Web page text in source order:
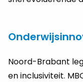
Noord-Brabant
en inclusiviteit.